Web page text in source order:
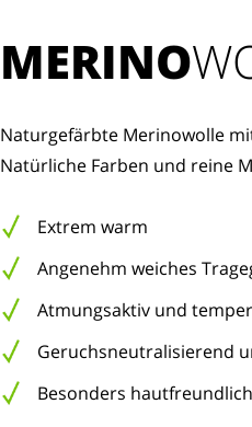
MERINO
Naturgefärbte Merinowolle
Natürliche Farben und reine
Extrem warm
Angenehm weiches
Atmungsaktiv und
Geruchsneutralisierend
Besonders